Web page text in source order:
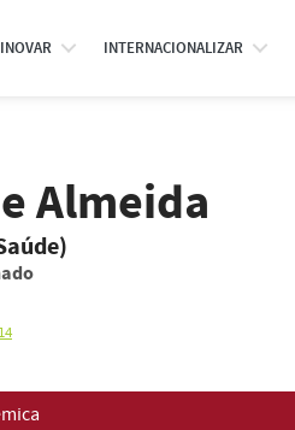
INOVAR INTERNACIONALIZAR
Almeida